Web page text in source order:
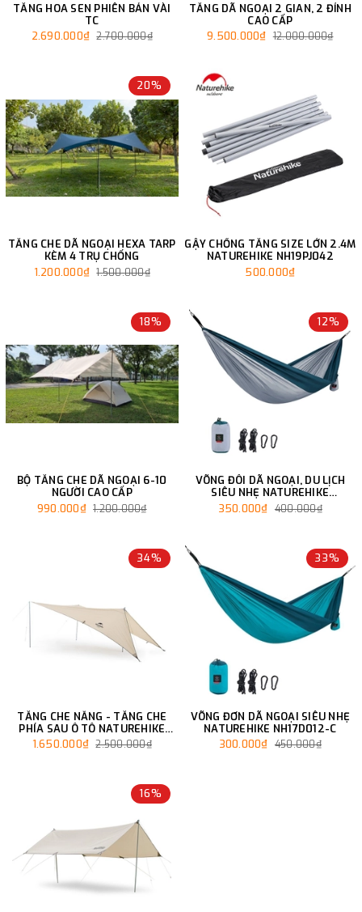
TĂNG HOA SEN PHIÊN BẢN VÀI
TC
2.690.000₫ 2.700.000₫
TĂNG DÃ NGOẠI 2 GIAN, 2 ĐỈNH
CAO CẤP
9.500.000₫ 12.000.000₫
20%
TĂNG CHE DÃ NGOẠI HEXA TARP
KÈM 4 TRỤ CHỐNG
1.200.000₫ 1.500.000₫
GẬY CHỐNG TĂNG SIZE LỚN 2.4M
NATUREHIKE NH19PJ042
500.000₫
18%
BỘ TĂNG CHE DÃ NGOẠI 6-10
NGƯỜI CAO CẤP
990.000₫ 1.200.000₫
12%
VÕNG ĐÔI DÃ NGOẠI, DU LỊCH
SIÊU NHẸ NATUREHIKE
NH17D012-B
350.000₫ 400.000₫
34%
TĂNG CHE NẮNG - TĂNG CHE
PHÍA SAU Ô TÔ NATUREHIKE
NH21TM001
1.650.000₫ 2.500.000₫
33%
VÕNG ĐƠN DÃ NGOẠI SIÊU NHẸ
NATUREHIKE NH17D012-C
300.000₫ 450.000₫
16%